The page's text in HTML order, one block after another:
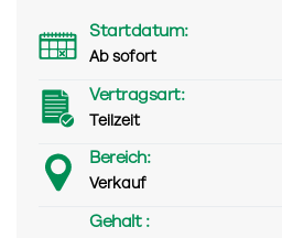
Startdatum:
Ab sofort
Vertragsart:
Teilzeit
Bereich:
Verkauf
Gehalt :